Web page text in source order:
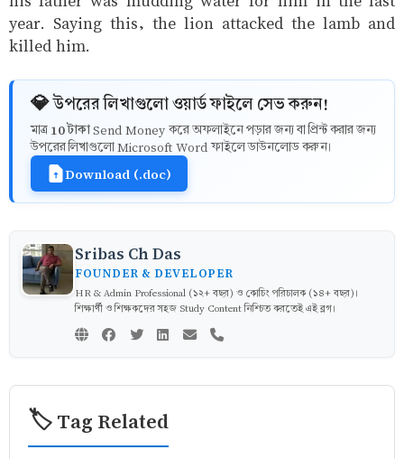
year. Saying this, the lion attacked the lamb and
killed him.
💎 উপরের লিখাগুলো ওয়ার্ড ফাইলে সেভ করুন!
মাত্র 10 টাকাSend Money করে অফলাইনে পড়ার জন্য বা প্রিন্ট করার জন্য
উপরের লিখাগুলো Microsoft Word ফাইলে ডাউনলোড করুন।
Download (.doc)
Sribas Ch Das
FOUNDER & DEVELOPER
HR & Admin Professional (১২+ বছর) ও কোচিং পরিচালক (১৪+ বছর)।
শিক্ষার্থী ও শিক্ষকদের সহজ Study Content নিশ্চিত করতেই এই ব্লগ।
🏷️ Tag Related